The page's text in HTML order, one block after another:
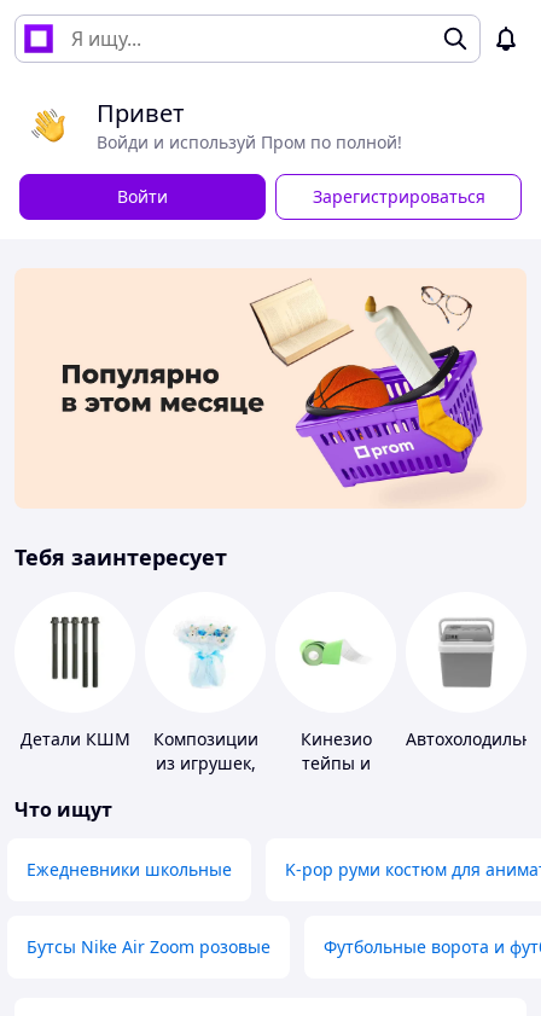
Привет
Войди и используй Пром по полной!
Войти Зарегистрироваться
Тебя заинтересует
Детали КШМ
Композиции
из игрушек,
Кинезио
тейпы и
Что ищут
Ежедневники школьные K-pop руми костюм для
Бутсы Nike Air Zoom розовые Футбольные ворота и